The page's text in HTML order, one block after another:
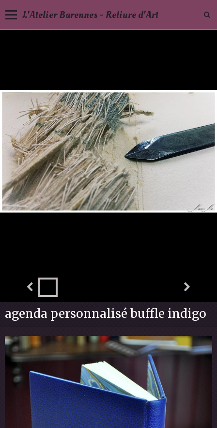
L'Atelier Barennes - Reliure d'Art
agenda personnalisé buffle indigo